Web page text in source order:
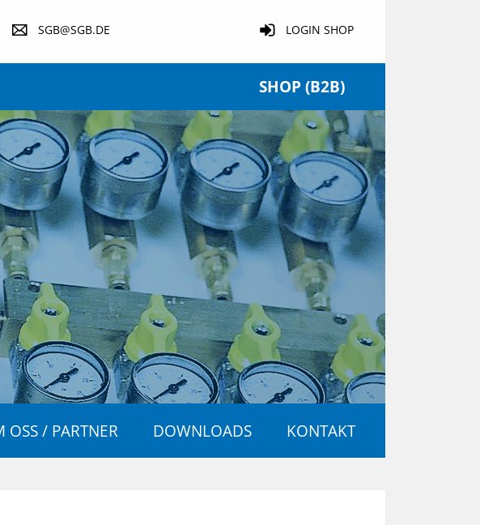
SGB@SGB.DE LOGIN SHOP
SHOP (B2B)
OSS / PARTNER DOWNLOADS KONTAKT